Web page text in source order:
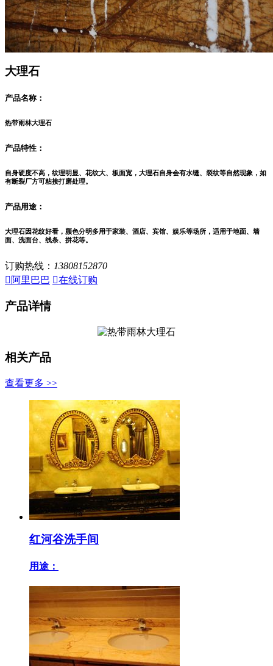
大理石
产品名称：
热带雨林大理石
产品特性：
自身硬度不高，纹理明显、花纹大、板面宽，大理石自身会有水缝、裂纹等自然现象，如
有断裂厂方可粘接打磨处理。
产品用途：
大理石因花纹好看，颜色分明多用于家装、酒店、宾馆、娱乐等场所，适用于地面、墙
面、洗面台、线条、拼花等。
订购热线： 13808152870
 阿里巴巴 在线订购
产品详情
相关产品
查看更多 >>
红河谷洗手间
用途：